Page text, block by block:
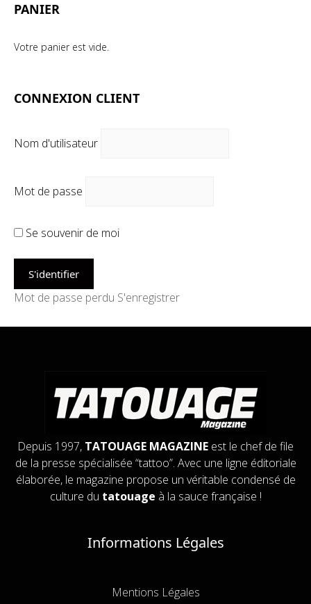
PANIER
Votre panier est vide.
CONNEXION CLIENT
Nom d'utilisateur
Mot de passe
Se souvenir de moi
Mot de passe perdu S'enregistrer
Depuis 1997, TATOUAGE MAGAZINE est le chef de file
de la presse spécialisée “tattoo”. Avec une ligne éditoriale
élaborée, le magazine propose un véritable condensé de
culture du tatouage à la sauce française !
Informations Légales
Mentions Légales